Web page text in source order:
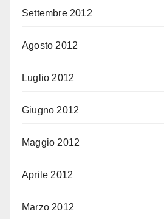
Settembre 2012
Agosto 2012
Luglio 2012
Giugno 2012
Maggio 2012
Aprile 2012
Marzo 2012